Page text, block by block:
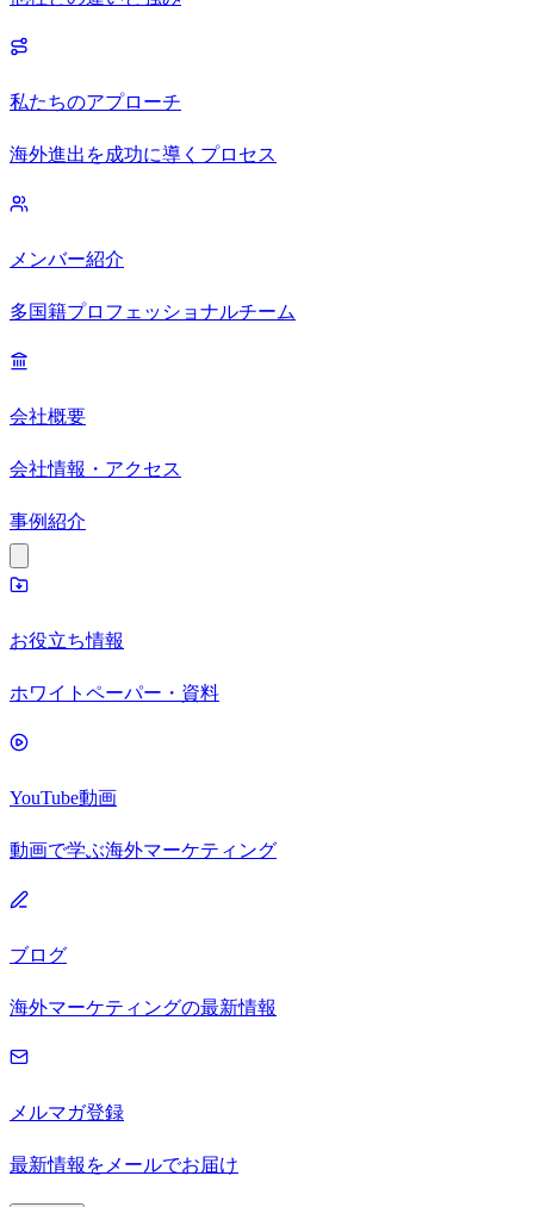
私たちのアプローチ
海外進出を成功に導くプロセス
メンバー紹介
多国籍プロフェッショナルチーム
会社概要
会社情報・アクセス
事例紹介
お役立ち情報
ホワイトペーパー・資料
YouTube動画
動画で学ぶ海外マーケティング
ブログ
海外マーケティングの最新情報
メルマガ登録
最新情報をメールでお届け